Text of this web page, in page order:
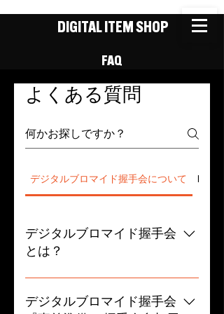
DIGITAL ITEM SHOP
FAQ
よくある質問
デジタルブロマイド握手会について
デジタルブロマイド握手会
とは？
❶デジタルブロマイド握手会への
参加方法 デジタルブロマイドは抽
デジタルブロマイド握手会